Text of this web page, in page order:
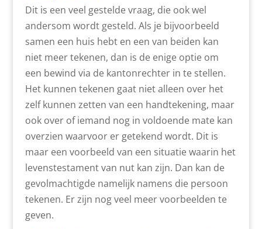
Dit is een veel gestelde vraag, die ook wel
andersom wordt gesteld. Als je bijvoorbeeld
samen een huis hebt en een van beiden kan
niet meer tekenen, dan is de enige optie om
een bewind via de kantonrechter in te stellen.
Het kunnen tekenen gaat niet alleen over het
zelf kunnen zetten van een handtekening, maar
ook over of iemand nog in voldoende mate kan
overzien waarvoor er getekend wordt. Dit is
maar een voorbeeld van een situatie waarin het
levenstestament van nut kan zijn. Dan kan de
gevolmachtigde namelijk namens die persoon
tekenen. Er zijn nog veel meer voorbeelden te
geven.